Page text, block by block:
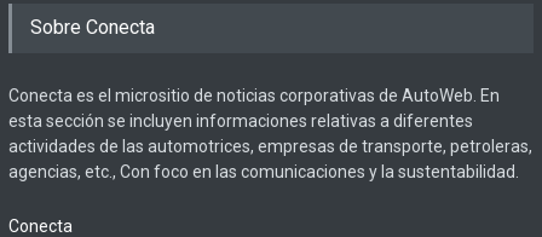
Sobre Conecta
Conecta es el micrositio de noticias corporativas de AutoWeb. En
esta sección se incluyen informaciones relativas a diferentes
actividades de las automotrices, empresas de transporte, petroleras,
agencias, etc., Con foco en las comunicaciones y la sustentabilidad.
Conecta